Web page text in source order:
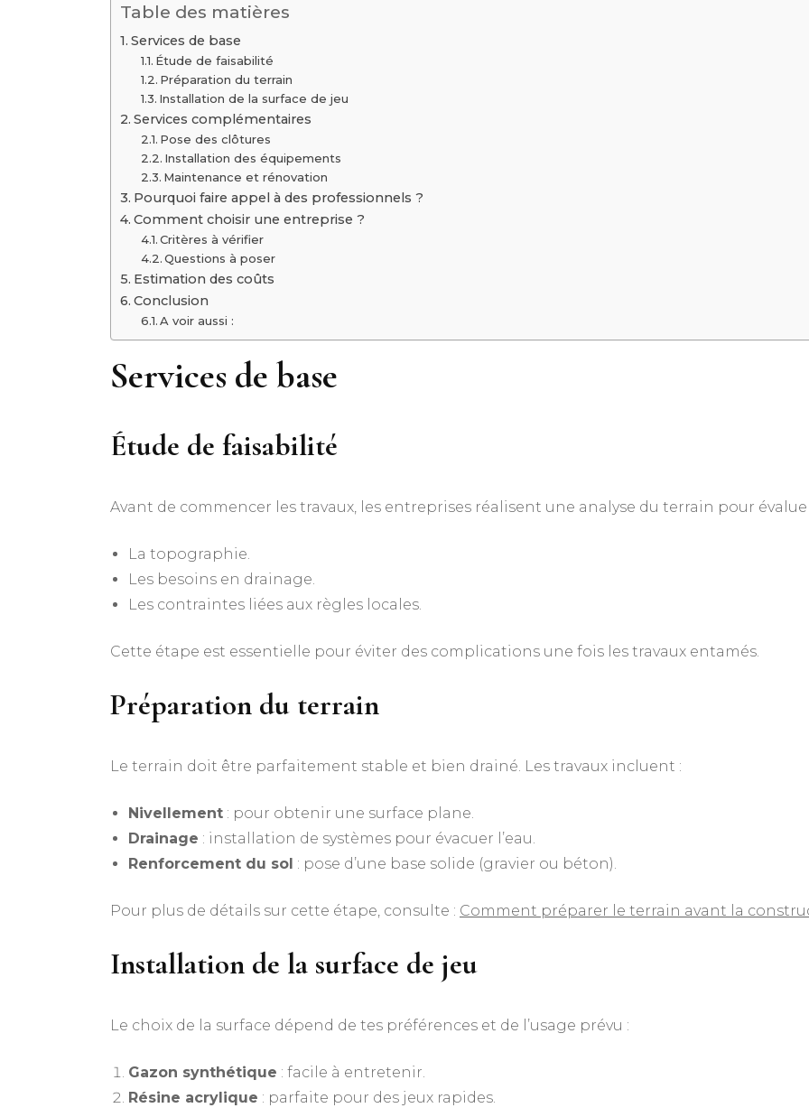
Table des matières
Services de base
Étude de faisabilité
Préparation du terrain
Installation de la surface de jeu
Services complémentaires
Pose des clôtures
Installation des équipements
Maintenance et rénovation
Pourquoi faire appel à des professionnels ?
Comment choisir une entreprise ?
Critères à vérifier
Questions à poser
Estimation des coûts
Conclusion
A voir aussi :
Services de base
Étude de faisabilité
Avant de commencer les travaux, les entreprises réalisent une analyse du terrain pour
La topographie.
Les besoins en drainage.
Les contraintes liées aux règles locales.
Cette étape est essentielle pour éviter des complications une fois les travaux entamés.
Préparation du terrain
Le terrain doit être parfaitement stable et bien drainé. Les travaux incluent :
Nivellement : pour obtenir une surface plane.
Drainage : installation de systèmes pour évacuer l’eau.
Renforcement du sol : pose d’une base solide (gravier ou béton).
Pour plus de détails sur cette étape, consulte : Comment préparer le terrain avant la
Installation de la surface de jeu
Le choix de la surface dépend de tes préférences et de l’usage prévu :
Gazon synthétique : facile à entretenir.
Résine acrylique : parfaite pour des jeux rapides.